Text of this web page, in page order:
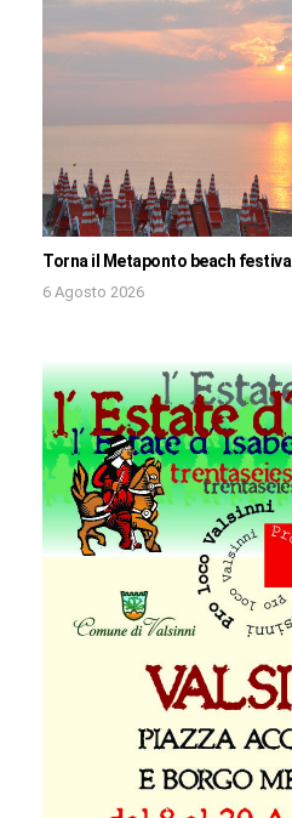
Torna il Metaponto beach festival
6 Agosto 2026